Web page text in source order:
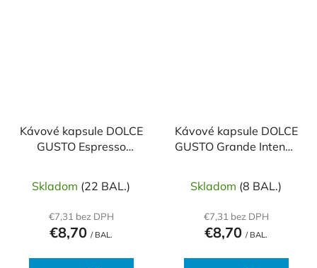
Kávové kapsule DOLCE
GUSTO Espresso
Skladom (22 BAL.)
€7,31 bez DPH
€8,70 / BAL.
Kávové kapsule DOLCE
GUSTO Grande Intenso
Skladom (8 BAL.)
€7,31 bez DPH
€8,70 / BAL.